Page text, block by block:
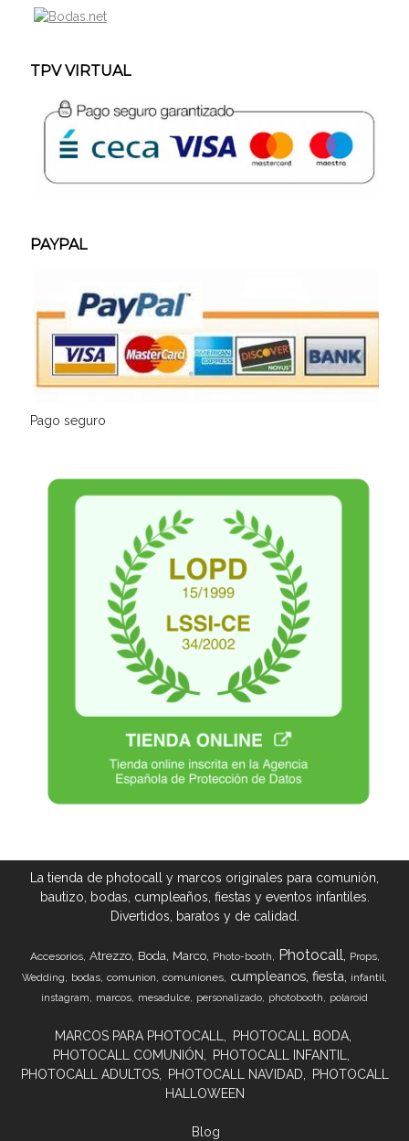
TPV VIRTUAL
PAYPAL
Pago seguro
La tienda de photocall y marcos originales para comunión,
bautizo, bodas, cumpleaños, fiestas y eventos infantiles.
Divertidos, baratos y de calidad.
Accesorios Atrezzo Boda Marco Photo-booth Photocall Props
Wedding bodas comunion comuniones cumpleanos fiesta infantil
instagram marcos mesadulce personalizado photobooth polaroid
MARCOS PARA PHOTOCALL
PHOTOCALL BODA
PHOTOCALL COMUNIÓN
PHOTOCALL INFANTIL
PHOTOCALL ADULTOS
PHOTOCALL NAVIDAD
PHOTOCALL
HALLOWEEN
Blog